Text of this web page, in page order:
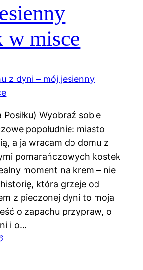
w misce
Wyobraź sobie
popołudnie: miasto
a ja wracam do domu z
pomarańczowych kostek
moment na krem – nie
która grzeje od
z pieczonej dyni to moja
o zapachu przypraw, o
i o…